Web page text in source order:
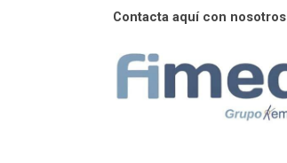
Contacta aquí con nosotros